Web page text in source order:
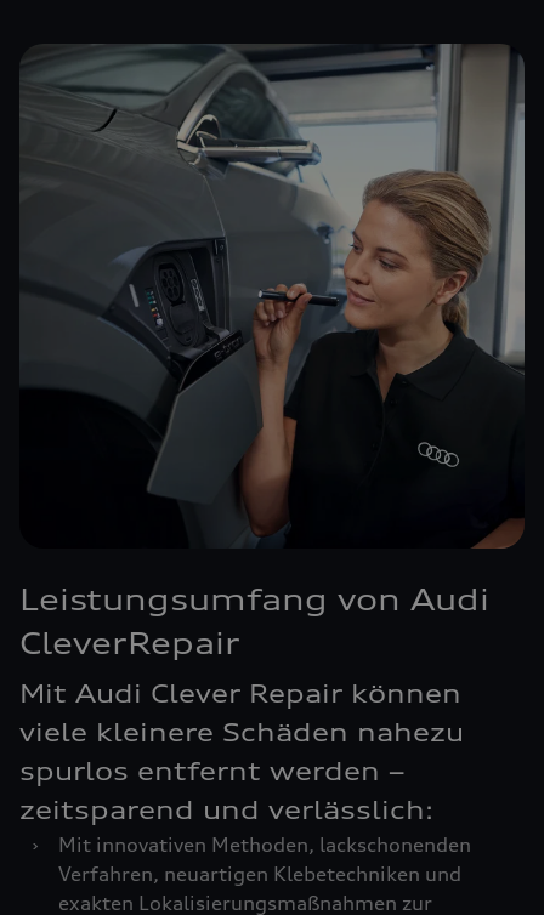
Leistungsumfang von Audi
CleverRepair
Mit Audi Clever Repair können
viele kleinere Schäden nahezu
spurlos entfernt werden –
zeitsparend und verlässlich:
›
Mit innovativen Methoden, lackschonenden
Verfahren, neuartigen Klebetechniken und
exakten Lokalisierungsmaßnahmen zur